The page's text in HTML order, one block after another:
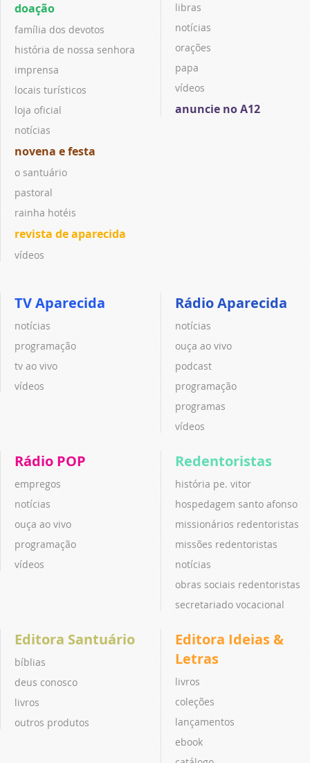
doação
família dos devotos
história de nossa senhora
imprensa
locais turísticos
loja oficial
notícias
novena e festa
o santuário
pastoral
rainha hotéis
revista de aparecida
vídeos
libras
notícias
orações
papa
vídeos
anuncie no A12
TV Aparecida
notícias
programação
tv ao vivo
vídeos
Rádio Aparecida
notícias
ouça ao vivo
podcast
programação
programas
vídeos
Rádio POP
empregos
notícias
ouça ao vivo
programação
vídeos
Redentoristas
história pe. vitor
hospedagem santo afonso
missionários redentoristas
missões redentoristas
notícias
obras sociais redentoristas
secretariado vocacional
Editora Santuário
bíblias
deus conosco
livros
outros produtos
Editora Ideias &
Letras
livros
coleções
lançamentos
ebook